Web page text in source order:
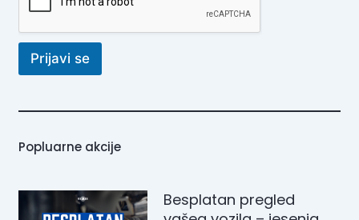
Prijavi se
Popluarne akcije
Besplatan pregled